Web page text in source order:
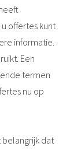
offertes kunt
informatie.
Een
termen
nu op
belangrijk dat